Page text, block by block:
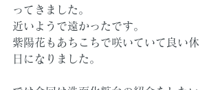
ってきました。
近いようで遠かったです。
紫陽花もあちこちで咲いていて良い休
日になりました。